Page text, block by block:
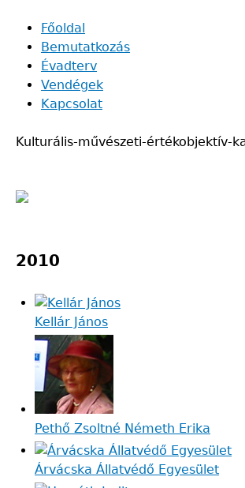
main
content
Main
navigation
Főoldal
Bemutatkozás
Évadterv
Vendégek
Kapcsolat
Kulturális-művészeti-értékobjektív-
to
2010
Kellár János
Pethő Zsoltné Németh Erika
Árvácska Állatvédő Egyesület